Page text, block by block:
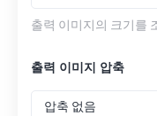
출력 이미지의 크기를
출력 이미지 압축
압축 없음